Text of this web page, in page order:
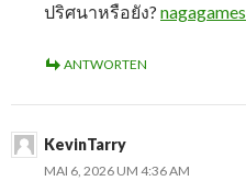
ปริศนาหรือยัง? nagagames
ANTWORTEN
KevinTarry
MAI 6, 2026 UM 4:36 AM